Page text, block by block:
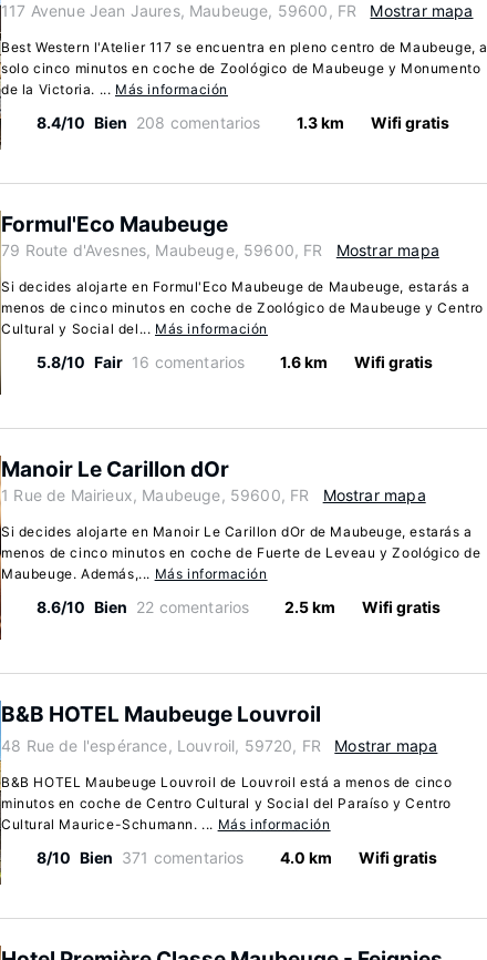
117 Avenue Jean Jaures, Maubeuge, 59600, FR Mostrar mapa
Best Western l'Atelier 117 se encuentra en pleno centro de Maubeuge, a
solo cinco minutos en coche de Zoológico de Maubeuge y Monumento
de la Victoria. ... Más información
8.4/10 Bien 208 comentarios 1.3 km Wifi gratis
Formul'Eco Maubeuge
79 Route d'Avesnes, Maubeuge, 59600, FR Mostrar mapa
Si decides alojarte en Formul'Eco Maubeuge de Maubeuge, estarás a
menos de cinco minutos en coche de Zoológico de Maubeuge y Centro
Cultural y Social del... Más información
5.8/10 Fair 16 comentarios 1.6 km Wifi gratis
Manoir Le Carillon dOr
1 Rue de Mairieux, Maubeuge, 59600, FR Mostrar mapa
Si decides alojarte en Manoir Le Carillon dOr de Maubeuge, estarás a
menos de cinco minutos en coche de Fuerte de Leveau y Zoológico de
Maubeuge. Además,... Más información
8.6/10 Bien 22 comentarios 2.5 km Wifi gratis
B&B HOTEL Maubeuge Louvroil
48 Rue de l'espérance, Louvroil, 59720, FR Mostrar mapa
B&B HOTEL Maubeuge Louvroil de Louvroil está a menos de cinco
minutos en coche de Centro Cultural y Social del Paraíso y Centro
Cultural Maurice-Schumann. ... Más información
8/10 Bien 371 comentarios 4.0 km Wifi gratis